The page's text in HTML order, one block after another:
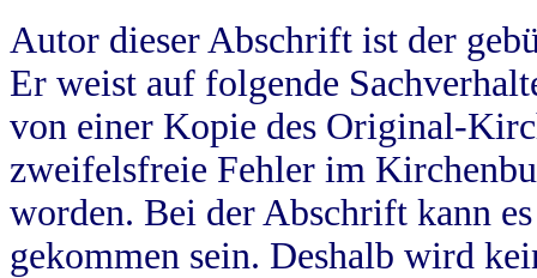
Autor dieser Abschrift ist der
Er weist auf folgende
von einer Kopie des Original-
zweifelsfreie Fehler im
worden. Bei der Abschrift kann
gekommen sein. Deshalb wird